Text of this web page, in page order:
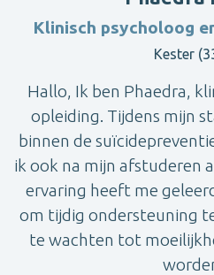
Klinisch psycholoog
Kester
Hallo, Ik ben Phaedra,
opleiding. Tijdens mijn
binnen de
ik ook na mijn afstuderen
ervaring heeft me
om tijdig ondersteuning
te wachten tot